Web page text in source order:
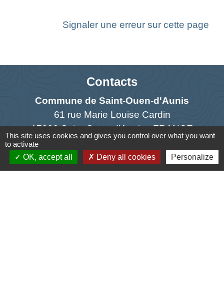
Signaler une erreur sur cette page
Contacts
Commune de Saint-Ouen-d'Aunis
61 rue Marie Louise Cardin
17230 Saint-Ouen-d'Aunis - FRANCE
+33 5 46 01 40 64
Contact par formulaire
This site uses cookies and gives you control over what you want
to activate
OK, accept all
Deny all cookies Personalize